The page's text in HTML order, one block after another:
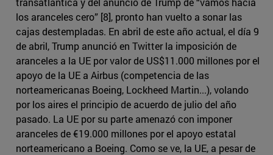
los aranceles cero” [8], pronto han vuelto a sonar las
cajas destempladas. En abril de este año actual, el día 9
de abril, Trump anunció en Twitter la imposición de
aranceles a la UE por valor de US$11.000 millones por el
apoyo de la UE a Airbus (competencia de las
norteamericanas Boeing, Lockheed Martin...), volando
por los aires el principio de acuerdo de julio del año
pasado. La UE por su parte amenazó con imponer
aranceles de €19.000 millones por el apoyo estatal
norteamericano a Boeing. Como se ve, la UE, a pesar de